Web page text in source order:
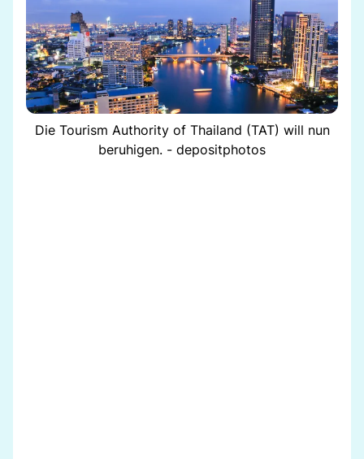
Die Tourism Authority of Thailand (TAT) will nun
beruhigen. - depositphotos